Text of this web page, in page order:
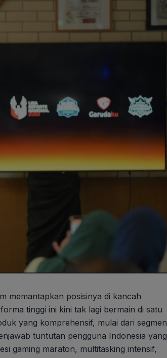
memantapkan posisinya di kancah
tinggi ini kini tak lagi bermain di satu
yang komprehensif, mulai dari segmen
tuntutan pengguna Indonesia yang
gaming maraton, multitasking intensif,